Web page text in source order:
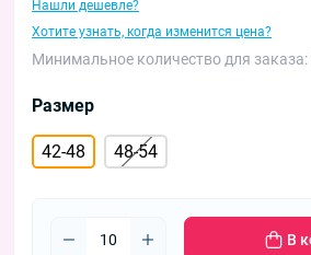
Нашли дешевле?
Хотите узнать, когда изменится цена?
Минимальное количество для заказа:
Размер
42-48 48-54
В